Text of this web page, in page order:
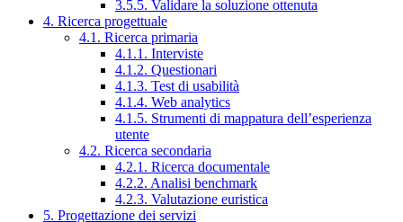
3.5.5. Validare la soluzione ottenuta
4. Ricerca progettuale
4.1. Ricerca primaria
4.1.1. Interviste
4.1.2. Questionari
4.1.3. Test di usabilità
4.1.4. Web analytics
4.1.5. Strumenti di mappatura dell’esperienza
utente
4.2. Ricerca secondaria
4.2.1. Ricerca documentale
4.2.2. Analisi benchmark
4.2.3. Valutazione euristica
5. Progettazione dei servizi